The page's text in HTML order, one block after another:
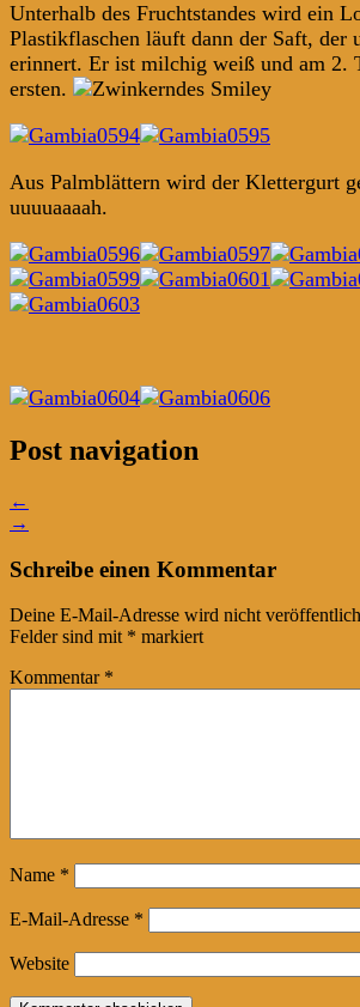
Unterhalb des Fruchtstandes wird ein
Plastikflaschen läuft dann der Saft, der
erinnert. Er ist milchig weiß und am 2.
ersten.
Aus Palmblättern wird der Klettergurt
uuuuaaaah.
Post navigation
←
→
Schreibe einen Kommentar
Deine E-Mail-Adresse wird nicht
Felder sind mit * markiert
Kommentar *
Name *
E-Mail-Adresse *
Website